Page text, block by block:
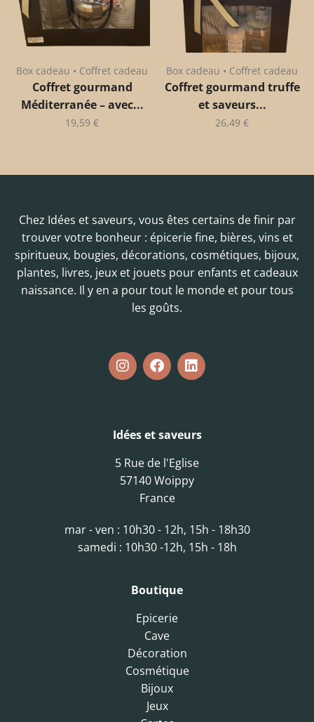
Box cadeau • Coffret cadeau
Coffret gourmand
Méditerranée – avec...
19,59 €
Box cadeau • Coffret cadeau
Coffret gourmand truffe
et saveurs...
26,49 €
Chez Idées et saveurs, vous êtes certains de finir par
trouver votre bonheur : épicerie fine, bières, vins et
spiritueux, bougies, décorations, cosmétiques, bijoux,
plantes, livres, jeux et jouets pour enfants et cadeaux
naissance. Il y en a pour tout le monde et pour tous
les goûts.
Idées et saveurs
5 Rue de l'Eglise
57140 Woippy
France
mar - ven : 10h30 - 12h, 15h - 18h30
samedi : 10h30 -12h, 15h - 18h
Boutique
Epicerie
Cave
Décoration
Cosmétique
Bijoux
Jeux